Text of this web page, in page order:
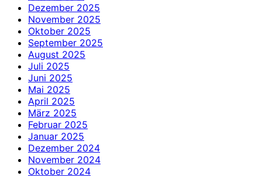
Dezember 2025
November 2025
Oktober 2025
September 2025
August 2025
Juli 2025
Juni 2025
Mai 2025
April 2025
März 2025
Februar 2025
Januar 2025
Dezember 2024
November 2024
Oktober 2024